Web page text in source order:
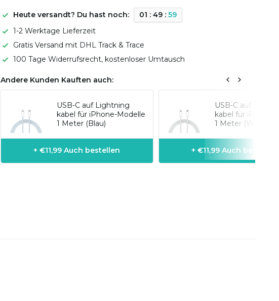
Heute versandt? Du hast noch: 01 : 49: 58
1-2 Werktage Lieferzeit
Gratis Versand mit DHL Track & Trace
100 Tage Widerrufsrecht, kostenloser Umtausch
Andere Kunden Kauften auch:
USB-C auf Lightning
kabel für iPhone-Modelle
1 Meter (Blau)
+ €11,99 Auch bestellen
USB-C auf
kabel für iPhone-
1 Meter (Weiß)
+ €11,99 Auch bestellen